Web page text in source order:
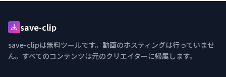
save-clip
save-clipは無料ツールです。動画のホスティングは行っていませ
ん。すべてのコンテンツは元のクリエイターに帰属します。